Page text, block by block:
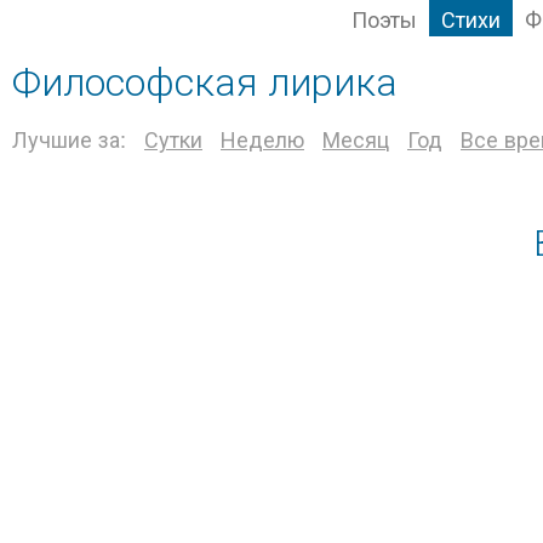
Поэты Стихи
Философская лирика
Лучшие за: Сутки Неделю Месяц Год Все